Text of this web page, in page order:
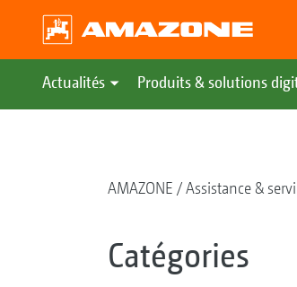
Actualités Produits & solutions
AMAZONE Assistance &
Catégories